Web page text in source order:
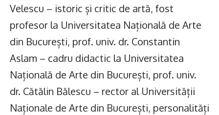
Velescu – istoric și critic de artă, fost
profesor la Universitatea Națională de Arte
din București, prof. univ. dr. Constantin
Aslam – cadru didactic la Universitatea
Națională de Arte din București, prof. univ.
dr. Cătălin Bălescu – rector al Universității
Naționale de Arte din București, personalități